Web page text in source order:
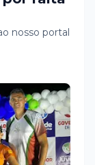
nosso portal